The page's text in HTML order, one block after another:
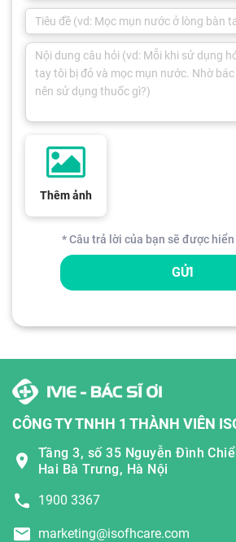
Thêm ảnh
* Câu trả lời của bạn sẽ được
GỬI
CÔNG TY TNHH 1 THÀNH VIÊN
Tầng 3, số 35 Nguyễn Đình
Hai Bà Trưng, Hà Nội
1900 3367
marketing@isofhcare.com